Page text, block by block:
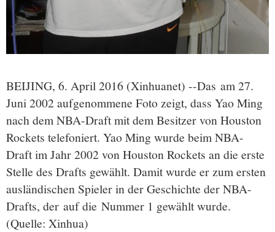
BEIJING, 6. April 2016 (Xinhuanet) --Das am 27.
Juni 2002 aufgenommene Foto zeigt, dass Yao Ming
nach dem NBA-Draft mit dem Besitzer von Houston
Rockets telefoniert. Yao Ming wurde beim NBA-
Draft im Jahr 2002 von Houston Rockets an die erste
Stelle des Drafts gewählt. Damit wurde er zum ersten
ausländischen Spieler in der Geschichte der NBA-
Drafts, der auf die Nummer 1 gewählt wurde.
(Quelle: Xinhua)